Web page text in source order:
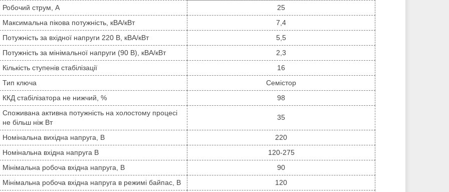
Робочий струм, А
25
Максимальна пікова потужність, кВА/кВт
7,4
Потужність за вхідної напруги 220 В, кВА/кВт
5,5
Потужність за мінімальної напруги (90 В), кВА/кВт
2,3
Кількість ступенів стабілізації
16
Тип ключа
Семістор
ККД стабілізатора не нижчий, %
98
Споживана активна потужність на холостому процесі
не більш ніж Вт
35
Номінальна вихідна напруга, В
220
Номінальна вхідна напруга В
120-275
Мінімальна робоча вхідна напруга, В
90
Мінімальна робоча вхідна напруга в режимі байпас, В
120